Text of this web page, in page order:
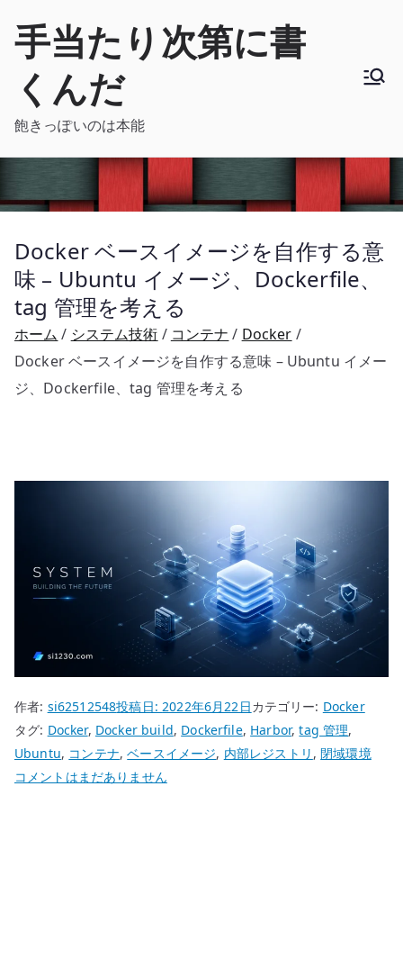
手当たり次第に書
くんだ
飽きっぽいのは本能
Docker ベースイメージを自作する意
味 – Ubuntu イメージ、Dockerfile、
tag 管理を考える
ホーム システム技術 コンテナ
Docker
Docker ベースイメージを自作する意味 – Ubuntu イメー
ジ、Dockerfile、tag 管理を考える
作者: si62512548投稿日:2022年6月22日カテゴリー: Docker
タグ: Docker, Docker build, Dockerfile, Harbor,tag 管理,
Ubuntu, コンテナ,ベースイメージ, 内部レジストリ ,閉域環境
Docker
コメントはまだありません